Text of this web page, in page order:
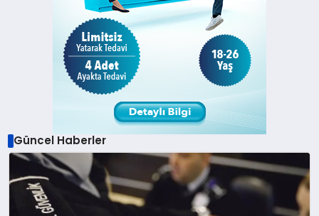
Güncel Haberler